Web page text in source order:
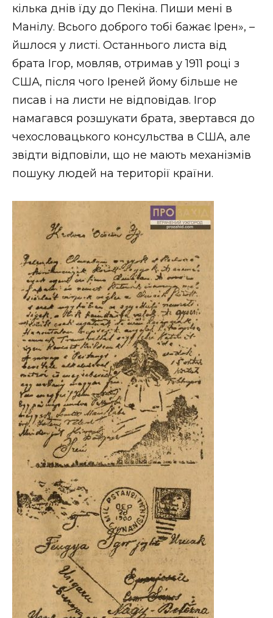
кілька днів їду до Пекіна. Пиши мені в
Манілу. Всього доброго тобі бажає Ірен», –
йшлося у листі. Останнього листа від
брата Ігор, мовляв, отримав у 1911 році з
США, після чого Іреней йому більше не
писав і на листи не відповідав. Ігор
намагався розшукати брата, звертався до
чехословацького консульства в США, але
звідти відповіли, що не мають механізмів
пошуку людей на території країни.